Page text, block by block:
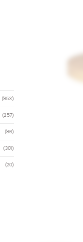
(853)
(257)
(86)
(301)
(20)